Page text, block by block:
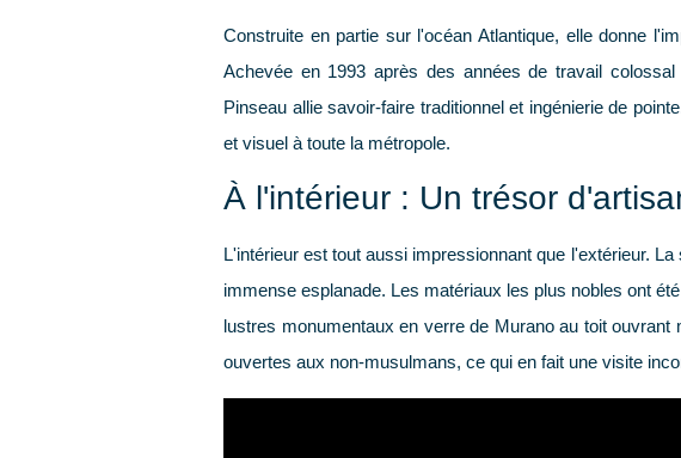
Construite en partie sur l'océan Atlantique, elle donne
Achevée en 1993 après des années de travail
Pinseau allie savoir-faire traditionnel et ingénierie de
et visuel à toute la métropole.
À l'intérieur : Un trésor
L'intérieur est tout aussi impressionnant que l'extérieur.
immense esplanade. Les matériaux les plus nobles ont
lustres monumentaux en verre de Murano au toit
ouvertes aux non-musulmans, ce qui en fait une visite